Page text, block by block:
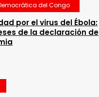
del Congo
por el virus del Ébola:
de la declaración de